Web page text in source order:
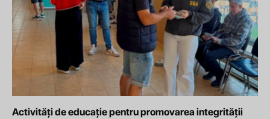
Activități de educație pentru promovarea integrității